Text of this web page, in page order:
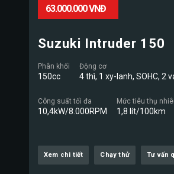
63.000.000 VNĐ
Suzuki Intruder 150
Phân khối
150cc
Động cơ
4 thì, 1 xy-lanh, SOHC, 2
Công suất tối đa
10,4kW/8.000RPM
Mức tiêu thụ
1,8 lít/100km
Xem chi tiết Chạy thử Tư vấn